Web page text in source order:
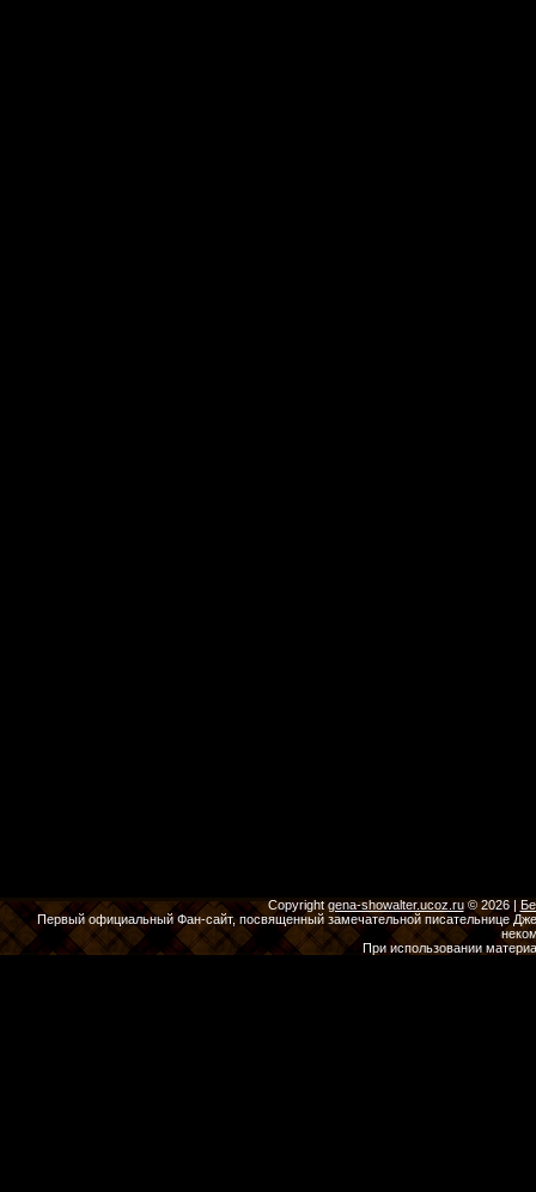
Copyrightgena-showalter.ucoz.ru© 2026|
Первый официальный Фан-сайт, посвященный замечательной писательнице
При использовании